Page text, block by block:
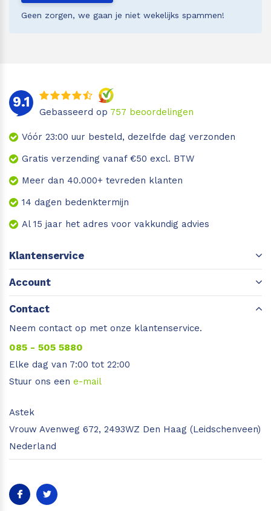
Geen zorgen, we gaan je niet wekelijks spammen!
9.1
Gebasseerd op 757 beoordelingen
Vóór 23:00 uur besteld, dezelfde dag verzonden
Gratis verzending vanaf €50 excl. BTW
Meer dan 40.000+ tevreden klanten
14 dagen bedenktermijn
Al 15 jaar het adres voor vakkundig advies
Klantenservice
Account
Contact
Neem contact op met onze klantenservice.
085 - 505 5880
Elke dag van 7:00 tot 22:00
Stuur ons een e-mail
Astek
Vrouw Avenweg 672, 2493WZ Den Haag (Leidschenveen)
Nederland